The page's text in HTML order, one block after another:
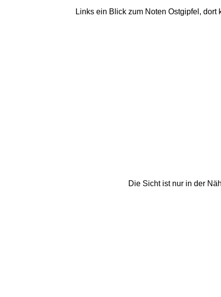
Links ein Blick zum Noten Ostgipfel,
Die Sicht ist nur in der